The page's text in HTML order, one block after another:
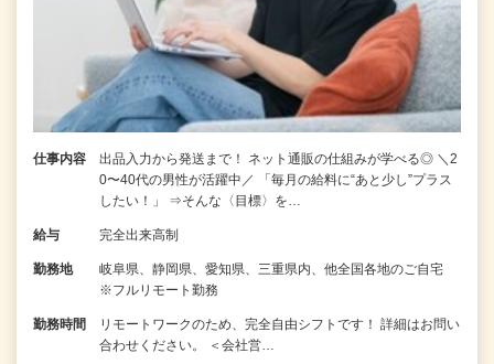
仕事内容
出品入力から発送まで！ ネット通販の仕組みが学べる◎ ＼2
0〜40代の男性が活躍中／ 「毎月の給料に“あと少し”プラス
したい！」 ⇒そんな〈目標〉を…
給与 完全出来高制
勤務地
岐阜県、静岡県、愛知県、三重県内、他全国各地のご自宅
※フルリモート勤務
勤務時間
リモートワークのため、完全自由シフトです！ 詳細はお問い
合わせください。 ＜会社営…